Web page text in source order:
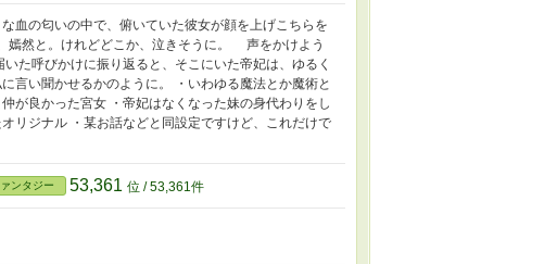
の匂いの中で、俯いていた彼女が顔を上げこちらを
然と。けれどどこか、泣きそうに。 声をかけよう
呼びかけに振り返ると、そこにいた帝妃は、ゆるく
い聞かせるかのように。 ・いわゆる魔法とか魔術と
が良かった宮女 ・帝妃はなくなった妹の身代わりをし
リジナル ・某お話などと同設定ですけど、これだけで
ンタジー 53,361 位 / 53,361件